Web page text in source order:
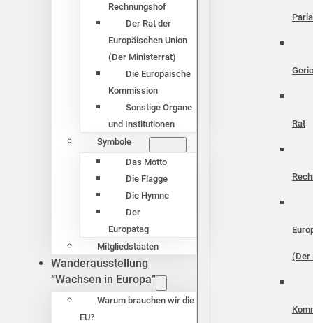
Rechnungshof
Der Rat der
Europäischen Union
(Der Ministerrat)
Die Europäische
Kommission
Sonstige Organe
und Institutionen
Symbole
Das Motto
Die Flagge
Die Hymne
Der
Europatag
Mitgliedstaaten
Wanderausstellung
“Wachsen in Europa”
Warum brauchen wir die
EU?
Rat
(Der